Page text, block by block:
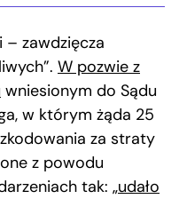
zawdzięcza
W pozwie z
wniesionym do Sądu
w którym żąda 25
za straty
z powodu
tak: „udało